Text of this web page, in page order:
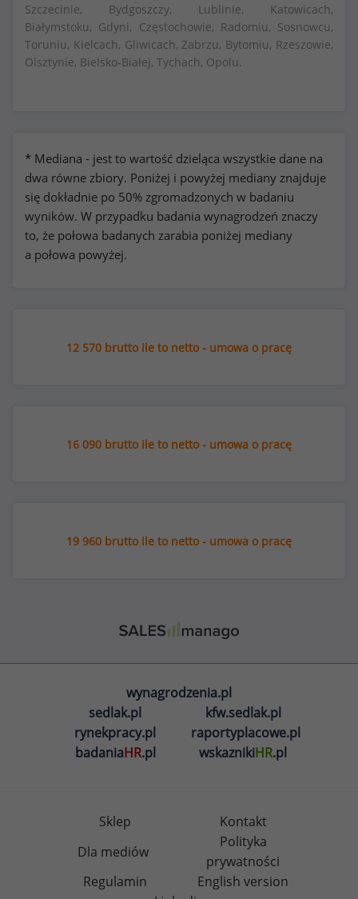
Szczecinie, Bydgoszczy, Lublinie, Katowicach,
Białymstoku, Gdyni, Częstochowie, Radomiu, Sosnowcu,
Toruniu, Kielcach, Gliwicach, Zabrzu, Bytomiu, Rzeszowie,
Olsztynie, Bielsko-Białej, Tychach, Opolu.
* Mediana - jest to wartość dzieląca wszystkie dane na
dwa równe zbiory. Poniżej i powyżej mediany znajduje
się dokładnie po 50% zgromadzonych w badaniu
wyników. W przypadku badania wynagrodzeń znaczy
to, że połowa badanych zarabia poniżej mediany
a połowa powyżej.
12 570 brutto ile to netto - umowa o pracę
16 090 brutto ile to netto - umowa o pracę
19 960 brutto ile to netto - umowa o pracę
wynagrodzenia.pl
sedlak.pl
kfw.sedlak.pl
rynekpracy.pl
raportyplacowe.pl
badaniaHR.pl wskaznikiHR.pl
Sklep
Kontakt
Dla mediów
Polityka
prywatności
Regulamin
English version